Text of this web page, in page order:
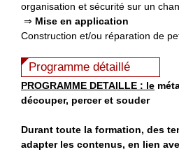
organisation et sécurité sur un
⇒ Mise en application
Construction et/ou réparation de
Programme détaillé
PROGRAMME DETAILLE : le
découper, percer et souder
Durant toute la formation, des
adapter les contenus, en lien